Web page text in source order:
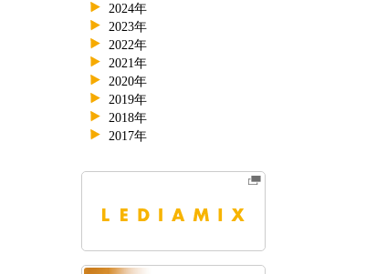
2024年
2023年
2022年
2021年
2020年
2019年
2018年
2017年